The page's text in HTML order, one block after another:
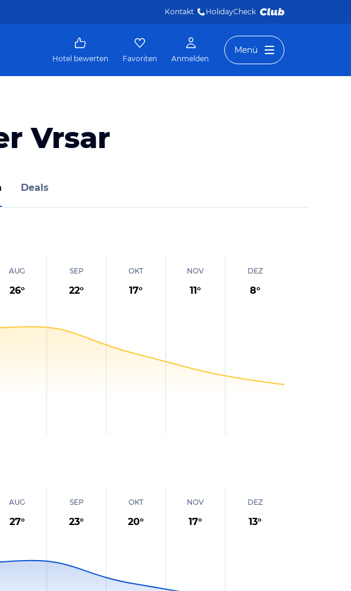
Kontakt HolidayCheck
Hotel bewerten Favoriten Anmelden
Menü
Vrsar
Deals
AUG
26°
SEP
22°
OKT
17°
NOV
11°
DEZ
8°
AUG
27°
SEP
23°
OKT
20°
NOV
17°
DEZ
13°